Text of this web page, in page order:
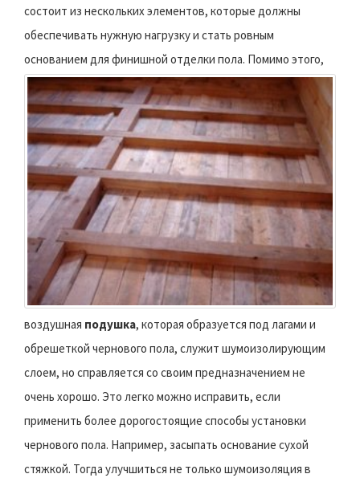
состоит из нескольких элементов, которые должны
обеспечивать нужную нагрузку и стать ровным
основанием для финишной отделки пола. Помимо этого,
воздушная подушка, которая образуется под лагами и
обрешеткой чернового пола, служит шумоизолирующим
слоем, но справляется со своим предназначением не
очень хорошо. Это легко можно исправить, если
применить более дорогостоящие способы установки
чернового пола. Например, засыпать основание сухой
стяжкой. Тогда улучшиться не только шумоизоляция в